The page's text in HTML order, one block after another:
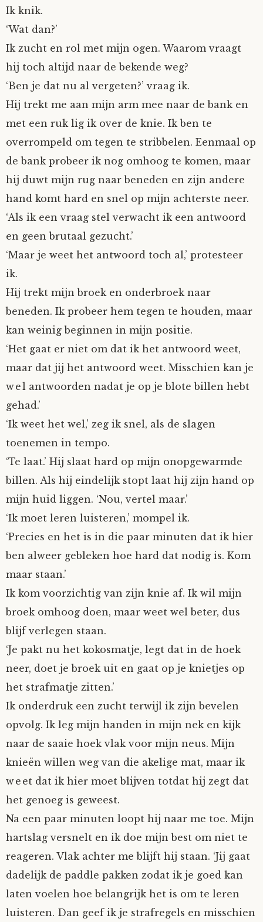
Posities
Spelletjes
aube
Ben Hands-on
Bill-A-Cook
Clarity
Diderod
Faith
Gralin
Henricus
Jack
Juliette Stark
Kersje
Rozemarijn
SirTeddy
Spelican
Stefan
Sunniva
Switch
Tim-
Tom Mathys
Vorrion
Vrolijke Dondersteen
Zofianina
Verhalen van Anne en Bill
Anne
Bill
Interactieve verhalen
Ik knik.
‘Wat dan?’
Ik zucht en rol met mijn ogen. Waarom vraagt
hij toch altijd naar de bekende weg?
‘Ben je dat nu al vergeten?’ vraag ik.
Hij trekt me aan mijn arm mee naar de bank en
met een ruk lig ik over de knie. Ik ben te
overrompeld om tegen te stribbelen. Eenmaal op
de bank probeer ik nog omhoog te komen, maar
hij duwt mijn rug naar beneden en zijn andere
hand komt hard en snel op mijn achterste neer.
‘Als ik een vraag stel verwacht ik een antwoord
en geen brutaal gezucht.’
‘Maar je weet het antwoord toch al,’ protesteer
ik.
Hij trekt mijn broek en onderbroek naar
beneden. Ik probeer hem tegen te houden, maar
kan weinig beginnen in mijn positie.
‘Het gaat er niet om dat ik het antwoord weet,
maar dat jij het antwoord weet. Misschien kan je
wel antwoorden nadat je op je blote billen hebt
gehad.’
‘Ik weet het wel,’ zeg ik snel, als de slagen
toenemen in tempo.
‘Te laat.’ Hij slaat hard op mijn onopgewarmde
billen. Als hij eindelijk stopt laat hij zijn hand op
mijn huid liggen. ‘Nou, vertel maar.’
‘Ik moet leren luisteren,’ mompel ik.
‘Precies en het is in die paar minuten dat ik hier
ben alweer gebleken hoe hard dat nodig is. Kom
maar staan.’
Ik kom voorzichtig van zijn knie af. Ik wil mijn
broek omhoog doen, maar weet wel beter, dus
blijf verlegen staan.
‘Je pakt nu het kokosmatje, legt dat in de hoek
neer, doet je broek uit en gaat op je knietjes op
het strafmatje zitten.’
Ik onderdruk een zucht terwijl ik zijn bevelen
opvolg. Ik leg mijn handen in mijn nek en kijk
naar de saaie hoek vlak voor mijn neus. Mijn
knieën willen weg van die akelige mat, maar ik
weet dat ik hier moet blijven totdat hij zegt dat
het genoeg is geweest.
Na een paar minuten loopt hij naar me toe. Mijn
hartslag versnelt en ik doe mijn best om niet te
reageren. Vlak achter me blijft hij staan. ‘Jij gaat
dadelijk de paddle pakken zodat ik je goed kan
laten voelen hoe belangrijk het is om te leren
luisteren. Dan geef ik je strafregels en misschien